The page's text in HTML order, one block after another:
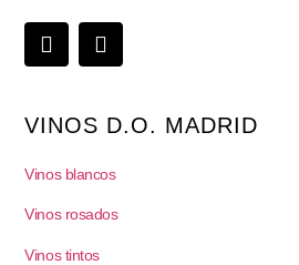
VINOS D.O. MADRID
Vinos blancos
Vinos rosados
Vinos tintos